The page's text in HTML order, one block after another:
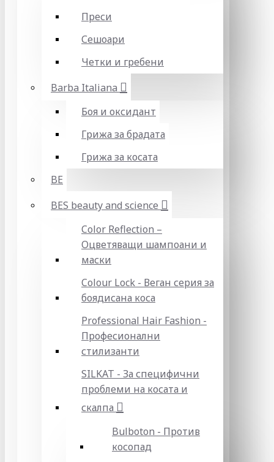
Преси
Сешоари
Четки и гребени
Barba Italiana
Боя и оксидант
Грижа за брадата
Грижа за косата
BE
BES beauty and science
Color Reflection –
Оцветяващи шампоани и
маски
Colour Lock - Веган серия за
боядисана коса
Professional Hair Fashion -
Професионални
стилизанти
SILKAT - За специфични
проблеми на косата и
скалпа
Bulboton - Против
косопад